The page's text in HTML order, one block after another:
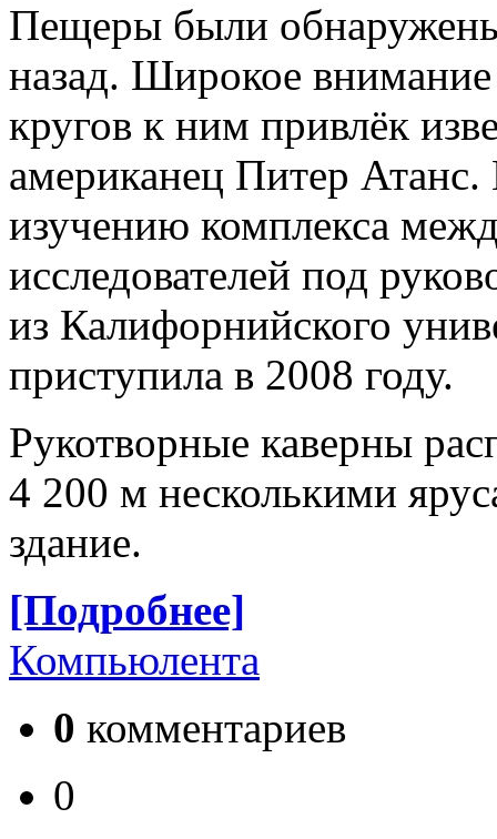
Пещеры были
назад. Широкое
кругов к ним привлёк
американец Питер
изучению комплекса
исследователей под
из Калифорнийского
приступила в 2008 году.
Рукотворные каверны
4 200 м несколькими
здание.
[Подробнее]
Компьюлента
0 комментариев
0